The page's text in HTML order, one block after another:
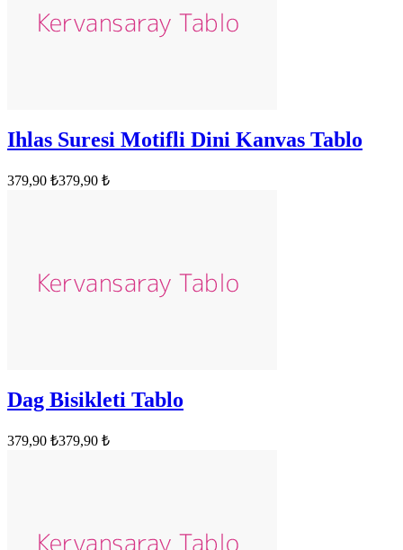
Ihlas Suresi Motifli Dini Kanvas Tablo
379,90 ₺379,90 ₺
Dag Bisikleti Tablo
379,90 ₺379,90 ₺